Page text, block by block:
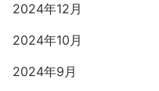
2024年12月
2024年10月
2024年9月